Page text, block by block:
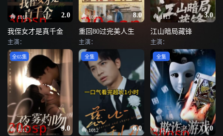
1013 2.0
我侄女才是真千金
主演：
1013 8.0
重回80过完美人生
主演：
1013 3.0
江山暗局藏锋
主演：
1012 9.0
全65集
1012 6.0
全集
1012 1.0
全集